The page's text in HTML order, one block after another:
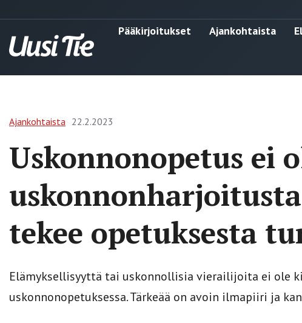
Pääkirjoitukset Ajankohtaista
Ajankohtaista 22.2.2023
Uskonnonopetus ei
tekee opetuksesta
Elämyksellisyyttä tai uskonnollisia vierailijoita ei ole
uskonnonopetuksessa. Tärkeää on avoin ilmapiiri ja